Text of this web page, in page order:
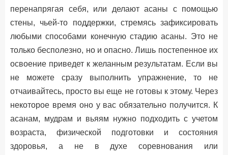
перенапрягая себя, или делают асаны с помощью
стены, чьей-то поддержки, стремясь зафиксировать
любыми способами конечную стадию асаны. Это не
только бесполезно, но и опасно. Лишь постепенное их
освоение приведет к желанным результатам. Если вы
не можете сразу выполнить упражнение, то не
отчаивайтесь, просто вы еще не готовы к этому. Через
некоторое время оно у вас обязательно получится. К
асанам, мудрам и вьяям нужно подходить с учетом
возраста, физической подготовки и состояния
здоровья, а не в духе соревнования или